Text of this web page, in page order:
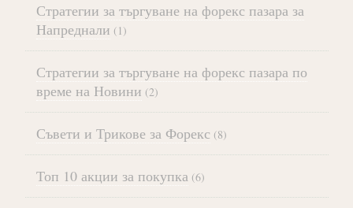
Стратегии за търгуване на форекс пазара за
Напреднали (1)
Стратегии за търгуване на форекс пазара по
време на Новини (2)
Съвети и Трикове за Форекс (8)
Топ 10 акции за покупка (6)